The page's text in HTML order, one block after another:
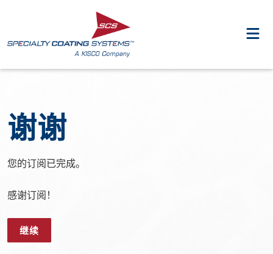
谢谢
您的订阅已完成。
感谢订阅！
继续